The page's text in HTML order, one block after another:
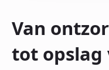
Van
tot opslag